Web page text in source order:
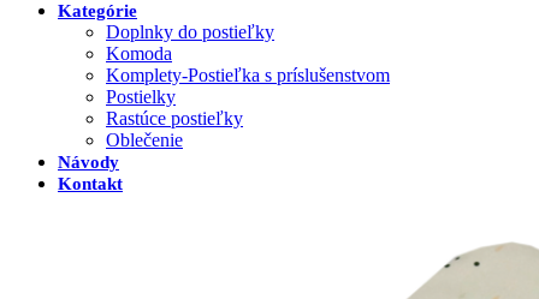
Kategórie
Doplnky do postieľky
Komoda
Komplety-Postieľka s príslušenstvom
Postielky
Rastúce postieľky
Oblečenie
Návody
Kontakt